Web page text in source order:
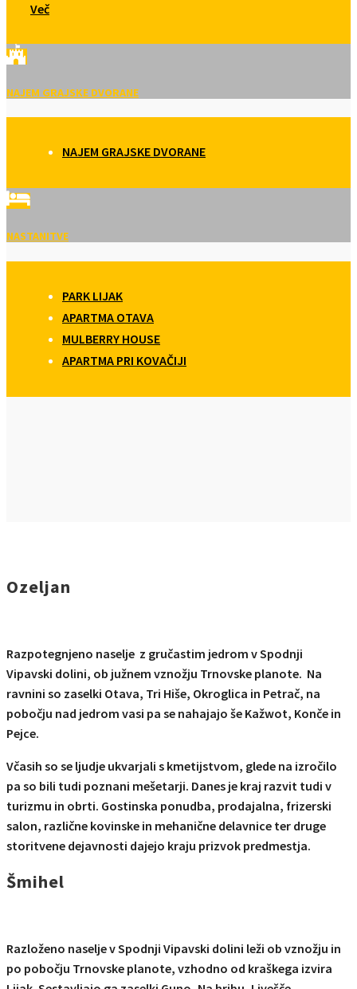
Več
NAJEM GRAJSKE DVORANE
NAJEM GRAJSKE DVORANE
NASTANITVE
PARK LIJAK
APARTMA OTAVA
MULBERRY HOUSE
APARTMA PRI KOVAČIJI
Ozeljan
Razpotegnjeno naselje z gručastim jedrom v Spodnji
Vipavski dolini, ob južnem vznožju Trnovske planote. Na
ravnini so zaselki Otava, Tri Hiše, Okroglica in Petrač, na
pobočju nad jedrom vasi pa se nahajajo še Kažwot, Konče in
Pejce.
Včasih so se ljudje ukvarjali s kmetijstvom, glede na izročilo
pa so bili tudi poznani mešetarji. Danes je kraj razvit tudi v
turizmu in obrti. Gostinska ponudba, prodajalna, frizerski
salon, različne kovinske in mehanične delavnice ter druge
storitvene dejavnosti dajejo kraju prizvok predmestja.
Šmihel
Razloženo naselje v Spodnji Vipavski dolini leži ob vznožju in
po pobočju Trnovske planote, vzhodno od kraškega izvira